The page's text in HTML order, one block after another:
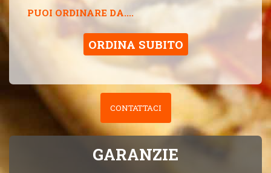
PUOI ORDINARE DA....
ORDINA SUBITO
CONTATTACI
GARANZIE